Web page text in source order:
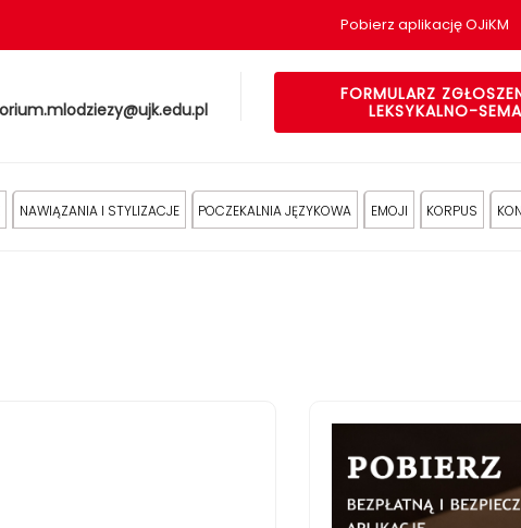
Pobierz aplikację OJiKM
FORMULARZ
LEKSYKALNO-
NAWIĄZANIA I STYLIZACJE POCZEKALNIA JĘZYKOWA EMOJI KORPUS